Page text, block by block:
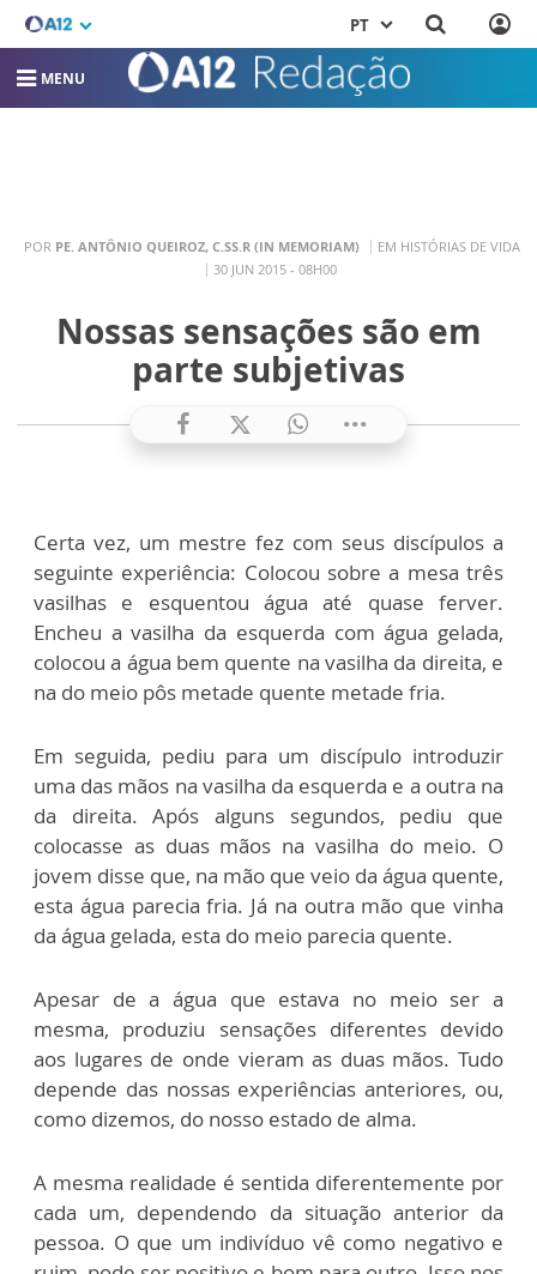
PT
MENU
POR PE. ANTÔNIO QUEIROZ, C.SS.R (IN MEMORIAM)
EM HISTÓRIAS DE VIDA
30 JUN 2015 - 08H00
Nossas sensações são em
parte subjetivas
Certa vez, um mestre fez com seus discípulos a
seguinte experiência: Colocou sobre a mesa três
vasilhas e esquentou água até quase ferver.
Encheu a vasilha da esquerda com água gelada,
colocou a água bem quente na vasilha da direita, e
na do meio pôs metade quente metade fria.
Em seguida, pediu para um discípulo introduzir
uma das mãos na vasilha da esquerda e a outra na
da direita. Após alguns segundos, pediu que
colocasse as duas mãos na vasilha do meio. O
jovem disse que, na mão que veio da água quente,
esta água parecia fria. Já na outra mão que vinha
da água gelada, esta do meio parecia quente.
Apesar de a água que estava no meio ser a
mesma, produziu sensações diferentes devido
aos lugares de onde vieram as duas mãos. Tudo
depende das nossas experiências anteriores, ou,
como dizemos, do nosso estado de alma.
A mesma realidade é sentida diferentemente por
cada um, dependendo da situação anterior da
pessoa. O que um indivíduo vê como negativo e